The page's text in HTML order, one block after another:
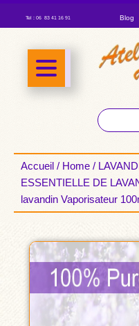
Tel : 06 83 41 16 91 Blog
Accueil / Home /
ESSENTIELLE DE
lavandin Vaporisateur